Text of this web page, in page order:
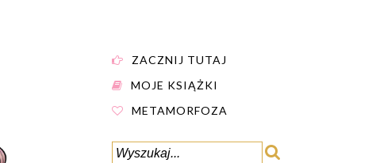
ZACZNIJ TUTAJ
MOJE KSIĄŻKI
METAMORFOZA